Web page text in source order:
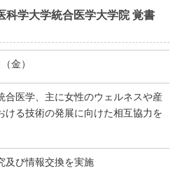
科学大学統合医学大学院 覚書
金）
合医学、主に女性のウェルネスや産
ける技術の発展に向けた相互協力を
及び情報交換を実施